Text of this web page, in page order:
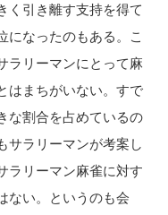
く引き離す支持を得て
になったのもある。こ
ラリーマンにとって麻
はまちがいない。すで
な割合を占めているの
サラリーマンが考案し
ラリーマン麻雀に対す
ない。というのも会